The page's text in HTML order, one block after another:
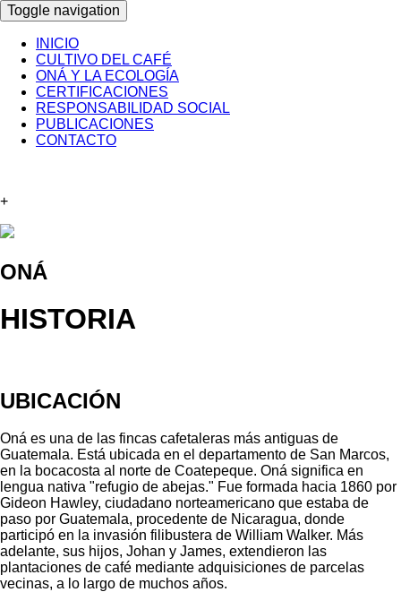
Toggle navigation
INICIO
CULTIVO DEL CAFÉ
ONÁ Y LA ECOLOGÍA
CERTIFICACIONES
RESPONSABILIDAD SOCIAL
PUBLICACIONES
CONTACTO
+
ONÁ
HISTORIA
UBICACIÓN
Oná es una de las fincas cafetaleras más antiguas de
Guatemala. Está ubicada en el departamento de San Marcos,
en la bocacosta al norte de Coatepeque. Oná significa en
lengua nativa "refugio de abejas." Fue formada hacia 1860 por
Gideon Hawley, ciudadano norteamericano que estaba de
paso por Guatemala, procedente de Nicaragua, donde
participó en la invasión filibustera de William Walker. Más
adelante, sus hijos, Johan y James, extendieron las
plantaciones de café mediante adquisiciones de parcelas
vecinas, a lo largo de muchos años.